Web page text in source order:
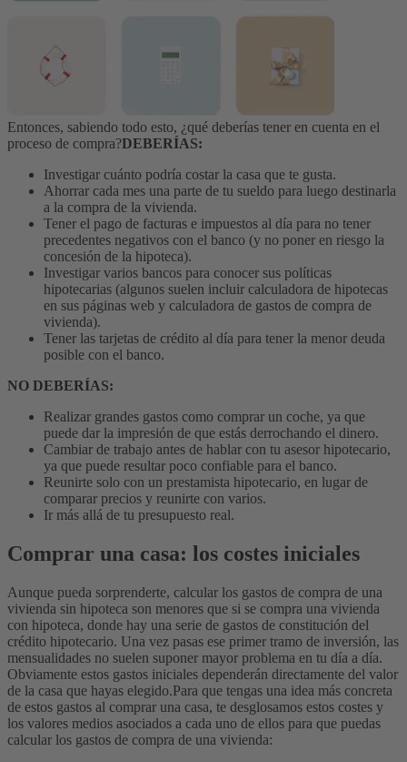
Entonces, sabiendo todo esto, ¿qué deberías tener en cuenta en el
proceso de compra?DEBERÍAS:
Investigar cuánto podría costar la casa que te gusta.
Ahorrar cada mes una parte de tu sueldo para luego destinarla
a la compra de la vivienda.
Tener el pago de facturas e impuestos al día para no tener
precedentes negativos con el banco (y no poner en riesgo la
concesión de la hipoteca).
Investigar varios bancos para conocer sus políticas
hipotecarias (algunos suelen incluir calculadora de hipotecas
en sus páginas web y calculadora de gastos de compra de
vivienda).
Tener las tarjetas de crédito al día para tener la menor deuda
posible con el banco.
NO DEBERÍAS:
Realizar grandes gastos como comprar un coche, ya que
puede dar la impresión de que estás derrochando el dinero.
Cambiar de trabajo antes de hablar con tu asesor hipotecario,
ya que puede resultar poco confiable para el banco.
Reunirte solo con un prestamista hipotecario, en lugar de
comparar precios y reunirte con varios.
Ir más allá de tu presupuesto real.
Comprar una casa: los costes iniciales
Aunque pueda sorprenderte, calcular los gastos de compra de una
vivienda sin hipoteca son menores que si se compra una vivienda
con hipoteca, donde hay una serie de gastos de constitución del
crédito hipotecario. Una vez pasas ese primer tramo de inversión, las
mensualidades no suelen suponer mayor problema en tu día a día.
Obviamente estos gastos iniciales dependerán directamente del valor
de la casa que hayas elegido.Para que tengas una idea más concreta
de estos gastos al comprar una casa, te desglosamos estos costes y
los valores medios asociados a cada uno de ellos para que puedas
calcular los gastos de compra de una vivienda: